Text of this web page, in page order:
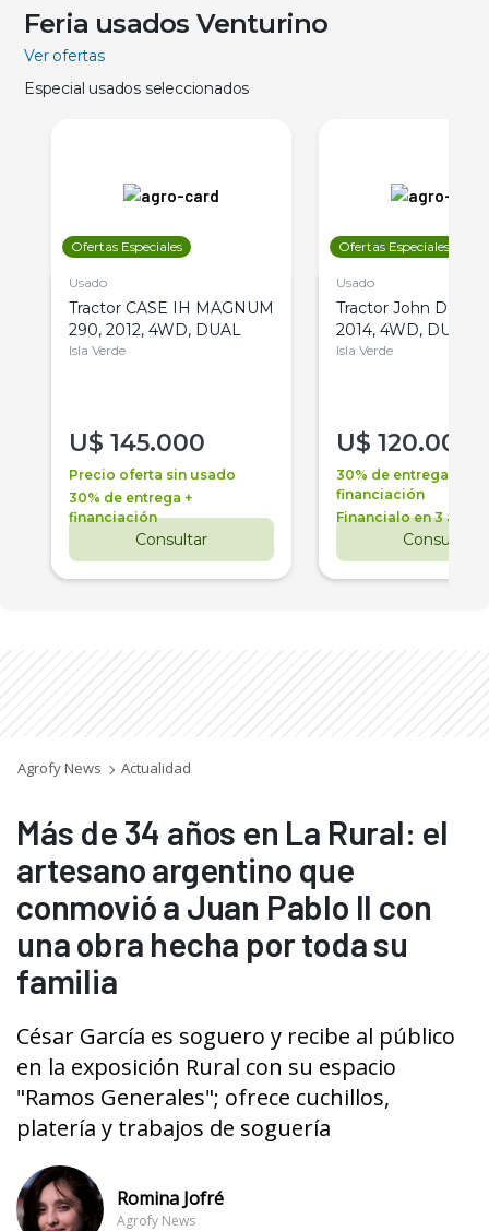
Feria usados Venturino
Ver ofertas
Especial usados seleccionados
Ofertas Especiales
Usado
Tractor CASE IH MAGNUM
290, 2012, 4WD, DUAL
Isla Verde
U$ 145.000
Precio oferta sin usado
30% de entrega +
financiación
Consultar
Ofertas Especiales
Usado
Tractor John Deere
2014, 4WD, DUAL
Isla Verde
U$ 120.000
30% de entrega +
financiación
Financialo en 3 años
Consultar
Agrofy News Actualidad
Más de 34 años en La Rural: el
artesano argentino que
conmovió a Juan Pablo II con
una obra hecha por toda su
familia
César García es soguero y recibe al público
en la exposición Rural con su espacio
"Ramos Generales"; ofrece cuchillos,
platería y trabajos de soguería
Romina Jofré
Agrofy News